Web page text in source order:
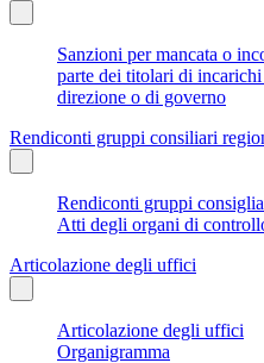
Sanzioni per mancata o
parte dei titolari di
direzione o di governo
Rendiconti gruppi consiliari
Rendiconti gruppi
Atti degli organi di
Articolazione degli uffici
Articolazione degli uffici
Organigramma